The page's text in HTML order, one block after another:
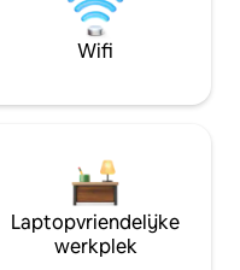
Wifi
Laptopvriendelijke
werkplek